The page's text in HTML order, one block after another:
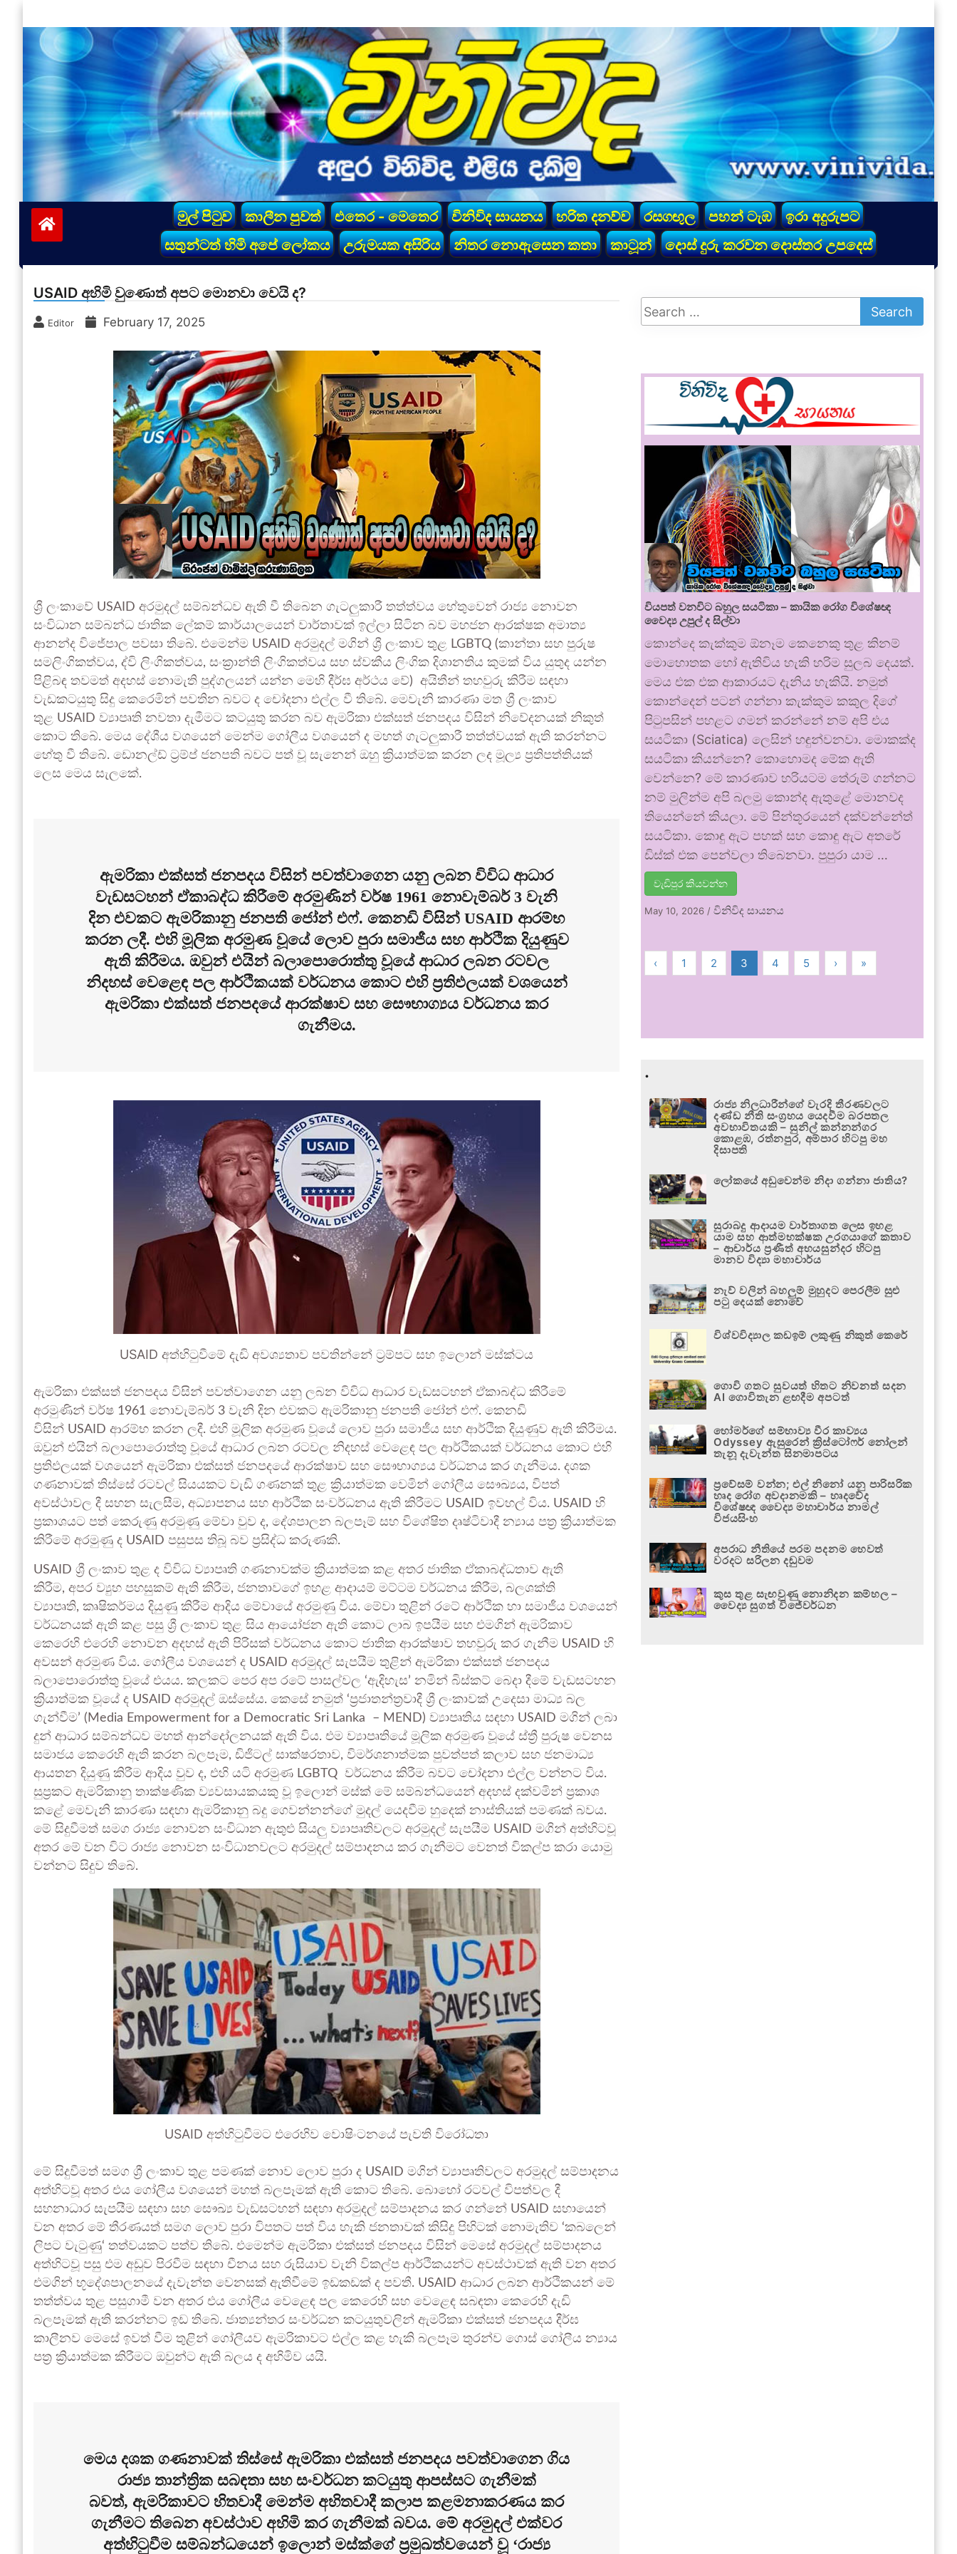
to
content
vinivida.lk
මුල් පිටුව කාලීන පුවත් එතෙර - මෙතෙර විනිවිද සායනය හරිත දනව්ව රසගඟුල පහන් ටැඹ
ඉරා අදුරුපට
සතුන්ටත් හිමි අපේ ලෝකය
උරුමයක අසිරිය නිතර නොඇසෙන කතා කාටූන් දොස් දුරු කරවන දොස්තර උපදෙස්
USAID අහිමි වුණොත් අපට මොනවා වෙයි ද?
Editor February 17, 2025
ශ්‍රී ලංකාවේ USAID අරමුදල් සම්බන්ධව ඇති වී තිබෙන ගැටලුකාරී තත්ත්වය හේතුවෙන් රාජ්‍ය නොවන
සංවිධාන සම්බන්ධ ජාතික ලේකම් කාර්යාලයෙන් වාර්තාවක් ඉල්ලා සිටින බව මහජන ආරක්ෂක අමාත්‍ය
ආනන්ද විජේපාල පවසා තිබේ. එමෙන්ම USAID අරමුදල් මගින් ශ්‍රී ලංකාව තුළ LGBTQ (කාන්තා සහ පුරුෂ
සමලිංගිකත්වය, ද්වි ලිංගිකත්වය, සංක්‍රාන්ති ලිංගිකත්වය සහ ස්වකීය ලිංගික දිශානතිය කුමක් විය යුතුද යන්න
පිළිබඳ තවමත් අදහස් නොමැති පුද්ගලයන් යන්න මෙහි දීර්ඝ අර්ථය වේ) අයිතීන් තහවුරු කිරීම සඳහා
වැඩකටයුතු සිදු කෙරෙමින් පවතින බවට ද චෝදනා එල්ල වී තිබේ. මෙවැනි කාරණා මත ශ්‍රී ලංකාව
තුළ USAID ව්‍යාපෘති නවතා දැමීමට කටයුතු කරන බව ඇමරිකා එක්සත් ජනපදය විසින් නිවේදනයක් නිකුත්
කොට තිබේ. මෙය දේශීය වශයෙන් මෙන්ම ගෝලීය වශයෙන් ද මහත් ගැටලුකාරී තත්ත්වයක් ඇති කරන්නට
හේතු වී තිබේ. ඩොනල්ඩ් ට්‍රම්ප් ජනපති බවට පත් වූ සැනෙන් ඔහු ක්‍රියාත්මක කරන ලද මූල්‍ය ප්‍රතිපත්තියක්
ලෙස මෙය සැලකේ.
ඇමරිකා එක්සත් ජනපදය විසින් පවත්වාගෙන යනු ලබන විවිධ ආධාර
වැඩසටහන් ඒකාබද්ධ කිරීමේ අරමුණින් වර්ෂ 1961 නොවැම්බර් 3 වැනි
දින එවකට ඇමරිකානු ජනපති ජෝන් එෆ්. කෙනඩි විසින් USAID ආරම්භ
කරන ලදී. එහි මූලික අරමුණ වූයේ ලොව පුරා සමාජීය සහ ආර්ථික දියුණුව
ඇති කිරීමය. ඔවුන් එයින් බලාපොරොත්තු වූයේ ආධාර ලබන රටවල
නිදහස් වෙළෙඳ පල ආර්ථිකයක් වර්ධනය කොට එහි ප්‍රතිඵලයක් වශයෙන්
ඇමරිකා එක්සත් ජනපදයේ ආරක්ෂාව සහ සෞභාග්‍යය වර්ධනය කර
ගැනීමය.
USAID අත්හිටුවීමේ දැඩි අවශ්‍යතාව පවතින්නේ ට්‍රම්පට සහ ඉලොන් මස්ක්ටය
ඇමරිකා එක්සත් ජනපදය විසින් පවත්වාගෙන යනු ලබන විවිධ ආධාර වැඩසටහන් ඒකාබද්ධ කිරීමේ
අරමුණින් වර්ෂ 1961 නොවැම්බර් 3 වැනි දින එවකට ඇමරිකානු ජනපති ජෝන් එෆ්. කෙනඩි
විසින් USAID ආරම්භ කරන ලදී. එහි මූලික අරමුණ වූයේ ලොව පුරා සමාජීය සහ ආර්ථික දියුණුව ඇති කිරීමය.
ඔවුන් එයින් බලාපොරොත්තු වූයේ ආධාර ලබන රටවල නිදහස් වෙළෙඳ පල ආර්ථිකයක් වර්ධනය කොට එහි
ප්‍රතිඵලයක් වශයෙන් ඇමරිකා එක්සත් ජනපදයේ ආරක්ෂාව සහ සෞභාග්‍යය වර්ධනය කර ගැනීමය. දශක
ගණනාවක් තිස්සේ රටවල් සියයකට වැඩි ගණනක් තුළ ක්‍රියාත්මක වෙමින් ගෝලීය සෞඛ්‍යය, විපත්
අවස්ථාවල දී සහන සැලසීම, අධ්‍යාපනය සහ ආර්ථික සංවර්ධනය ඇති කිරීමට USAID ඉවහල් විය. USAID හි
ප්‍රකාශයට පත් කෙරුණු අරමුණු මේවා වුව ද, දේශපාලන බලපෑම් සහ විශේෂිත දෘෂ්ටිවාදී න්‍යාය පත්‍ර ක්‍රියාත්මක
කිරීමේ අරමුණු ද USAID පසුපස තිබූ බව ප්‍රසිද්ධ කරුණකි.
USAID ශ්‍රී ලංකාව තුළ ද විවිධ ව්‍යාපෘති ගණනාවක්ම ක්‍රියාත්මක කළ අතර ජාතික ඒකාබද්ධතාව ඇති
කිරීම, අපර ව්‍යුහ පහසුකම් ඇති කිරීම, ජනතාවගේ ඉහළ ආදායම් මට්ටම වර්ධනය කිරීම, බලශක්ති
ව්‍යාපෘති, කෘෂිකර්මය දියුණු කිරීම ආදිය මේවායේ අරමුණු විය. මේවා තුළින් රටේ ආර්ථික හා සමාජීය වශයෙන්
වර්ධනයක් ඇති කළ පසු ශ්‍රී ලංකාව තුළ සිය ආයෝජන ඇති කොට ලාබ ඉපයීම සහ එමගින් ඇමරිකාව
කෙරෙහි එරෙහි නොවන අදහස් ඇති පිරිසක් වර්ධනය කොට ජාතික ආරක්ෂාව තහවුරු කර ගැනීම USAID හි
අවසන් අරමුණ විය. ගෝලීය වශයෙන් ද USAID අරමුදල් සැපයීම තුළින් ඇමරිකා එක්සත් ජනපදය
බලාපොරොත්තු වූයේ එයය. කලකට පෙර අප රටේ පාසල්වල ‘ඇදිහැස’ නමින් බිස්කට් බෙදා දීමේ වැඩසටහන
ක්‍රියාත්මක වූයේ ද USAID අරමුදල් ඔස්සේය. කෙසේ නමුත් ‘ප්‍රජාතන්ත්‍රවාදී ශ්‍රී ලංකාවක් උදෙසා මාධ්‍ය බල
ගැන්වීම’ (Media Empowerment for a Democratic Sri Lanka – MEND) ව්‍යාපෘතිය සඳහා USAID මගින් ලබා
දුන් ආධාර සම්බන්ධව මහත් ආන්දෝලනයක් ඇති විය. එම ව්‍යාපෘතියේ මූලික අරමුණ වූයේ ස්ත්‍රී පුරුෂ වෙනස
සමාජය කෙරෙහි ඇති කරන බලපෑම, ඩිජිටල් සාක්ෂරතාව, විමර්ශනාත්මක පුවත්පත් කලාව සහ ජනමාධ්‍ය
ආයතන දියුණු කිරීම ආදිය වුව ද, එහි යටි අරමුණ LGBTQ වර්ධනය කිරීම බවට චෝදනා එල්ල වන්නට විය.
සුප්‍රකට ඇමරිකානු තාක්ෂණික ව්‍යවසායකයකු වූ ඉලොන් මස්ක් මේ සම්බන්ධයෙන් අදහස් දක්වමින් ප්‍රකාශ
කළේ මෙවැනි කාරණා සඳහා ඇමරිකානු බදු ගෙවන්නන්ගේ මුදල් යෙදවීම හුදෙක් නාස්තියක් පමණක් බවය.
මේ සිදුවීමත් සමග රාජ්‍ය නොවන සංවිධාන ඇතුළු සියලු ව්‍යාපෘතිවලට අරමුදල් සැපයීම USAID මගින් අත්හිටවූ
අතර මේ වන විට රාජ්‍ය නොවන සංවිධානවලට අරමුදල් සම්පාදනය කර ගැනීමට වෙනත් විකල්ප කරා යොමු
වන්නට සිදුව තිබේ.
USAID අත්හිටුවීමට එරෙහිව වොෂිංටනයේ පැවති විරෝධතා
මේ සිදුවීමත් සමග ශ්‍රී ලංකාව තුළ පමණක් නොව ලොව පුරා ද USAID මගින් ව්‍යාපෘතිවලට අරමුදල් සම්පාදනය
අත්හිටවූ අතර එය ගෝලීය වශයෙන් මහත් බලපෑමක් ඇති කොට තිබේ. බොහෝ රටවල් විපත්වල දී
සහනාධාර සැපයීම සඳහා සහ සෞඛ්‍ය වැඩසටහන් සඳහා අරමුදල් සම්පාදනය කර ගන්නේ USAID සහායෙන්
වන අතර මේ තීරණයත් සමග ලොව පුරා විපතට පත් විය හැකි ජනතාවක් කිසිදු පිහිටක් නොමැතිව ‘කබලෙන්
ලිපට වැටුණු‘ තත්වයකට පත්ව තිබේ. එමෙන්ම ඇමරිකා එක්සත් ජනපදය විසින් මෙසේ අරමුදල් සම්පාදනය
අත්හිටවූ පසු එම අඩුව පිරවීම සඳහා චීනය සහ රුසියාව වැනි විකල්ප ආර්ථිකයන්ට අවස්ථාවක් ඇති වන අතර
එමගින් භූදේශපාලනයේ දැවැන්ත වෙනසක් ඇතිවීමේ ඉඩකඩක් ද පවතී. USAID ආධාර ලබන ආර්ථිකයන් මේ
තත්ත්වය තුළ පසුගාමී වන අතර එය ගෝලීය වෙළෙඳ පල කෙරෙහි සහ වෙළෙඳ සබඳතා කෙරෙහි දැඩි
බලපෑමක් ඇති කරන්නට ඉඩ තිබේ. ජාත්‍යන්තර සංවර්ධන කටයුතුවලින් ඇමරිකා එක්සත් ජනපදය දීර්ඝ
කාලීනව මෙසේ ඉවත් වීම තුළින් ගෝලීයව ඇමරිකාවට එල්ල කළ හැකි බලපෑම තුරන්ව ගොස් ගෝලීය න්‍යාය
පත්‍ර ක්‍රියාත්මක කිරීමට ඔවුන්ට ඇති බලය ද අහිමිව යයි.
මෙය දශක ගණනාවක් තිස්සේ ඇමරිකා එක්සත් ජනපදය පවත්වාගෙන ගිය
රාජ්‍ය තාන්ත්‍රික සබඳතා සහ සංවර්ධන කටයුතු ආපස්සට ගැනීමක්
බවත්, ඇමරිකාවට හිතවාදී මෙන්ම අහිතවාදී කලාප කළමනාකරණය කර
ගැනීමට තිබෙන අවස්ථාව අහිමි කර ගැනීමක් බවය. මේ අරමුදල් එක්වර
අත්හිටුවීම සම්බන්ධයෙන් ඉලොන් මස්ක්ගේ ප්‍රමුඛත්වයෙන් වූ ‘රාජ්‍ය
වියපත් වනවිට බහුල සයටිකා – කායික රෝග විශේෂඥ
වෛද්‍ය උපුල් ද සිල්වා
කොන්දෙ කැක්කුම ඕනෑම කෙනෙකු තුළ කිනම්
මොහොතක හෝ ඇතිවිය හැකි හරිම සුලබ දෙයක්.
මෙය එක එක ආකාරයට දැනිය හැකියි. නමුත්
කොන්දෙන් පටන් ගන්නා කැක්කුම කකුල දිගේ
පිටුපසින් පහළට ගමන් කරන්නේ නම් අපි එය
සයටිකා (Sciatica) ලෙසින් හඳුන්වනවා. මොකක්ද
සයටිකා කියන්නෙ? කොහොමද මේක ඇති
වෙන්නෙ? මේ කාරණාව හරියටම තේරුම් ගන්නට
නම් මුලින්ම අපි බලමු කොන්ද ඇතුළේ මොනවද
තියෙන්නේ කියලා. මේ පින්තූරයෙන් දක්වන්නේත්
සයටිකා. කොඳු ඇට පහක් සහ කොඳු ඇට අතරේ
ඩිස්ක් එක පෙන්වලා තිබෙනවා. පුපුරා යාම …
වැඩිපුර කියවන්න
May 10, 2026 /විනිවිද සායනය
‹ 1 2 3 4 5 › »
.
රාජ්‍ය නිලධාරීන්ගේ වැරදි තීරණවලට
දණ්ඩ නීති සංග්‍රහය යෙදවීම බරපතල
අවභාවිතයකි – සුනිල් කන්නන්ගර
කොළඹ, රත්නපුර, අම්පාර හිටපු මහ
දිසාපති
ලෝකයේ අඩුවෙන්ම නිදා ගන්නා ජාතිය?
සුරාබදු ආදායම වාර්තාගත ලෙස ඉහළ
යාම සහ ආත්මභක්ෂක උරගයාගේ කතාව
– ආචාර්ය ප්‍රණීත් අභයසුන්දර හිටපු
මානව විද්‍යා මහාචාර්ය
නැව් වලින් බහලුම් මුහුදට පෙරලීම සුළු
පටු දෙයක් නොවේ
විශ්වවිද්‍යාල කඩඉම් ලකුණු නිකුත් කෙරේ
ගොවි ගතට සුවයත් හිතට නිවනත් සදන
AI ගොවිතැන ළඟදීම අපටත්
හෝමර්ගේ සම්භාව්‍ය වීර කාව්‍යය
Odyssey ඇසුරෙන් ක්‍රිස්ටෝෆර් නෝලන්
තැනූ දැවැන්ත සිනමාපටය
ප්‍රවේසම් වන්න; එල් නිනෝ යනු පාරිසරික
හෘද රෝග අවදානමකි – හෘදවේද
විශේෂඥ වෛද්‍ය මහාචාර්ය නාමල්
විජයසිංහ
අපරාධ නීතියේ පරම පදනම හෙවත්
වරදට සරිලන දඬුවම
කුස තුළ සැඟවුණු නොනිදන කම්හල –
වෛද්‍ය සුගත් විජේවර්ධන